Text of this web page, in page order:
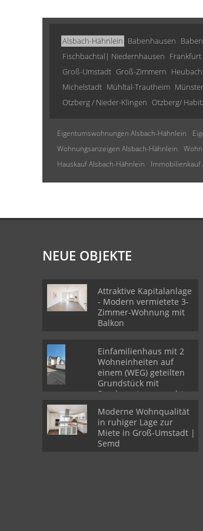
Alsbach-Hähnlein Babenhausen
Fischbachtal| Niedernhausen Frankfurt
Groß-Umstadt Groß-Zimmern Heubach
Michelstadt Mühltal-Trautheim Münster
Otzberg / Nieder-Klingen Otzberg/
Eigentumswohnungen Alsbach-Hähnlein
Wohnungsanzeigen Alsbach-Hähnlein
Hauskauf Alsbach-Hähnlein
Immobilienkauf
NEUE OBJEKTE
Attraktive Kapitalanlage
- Modern vermietete 3-
Zimmer-Wohnung mit
Balkon
Einfamilienhaus mit 2
Wohneinheiten auf
einem (WEG) geteilten
Grundstück mit
Sondernutzungsrechten
Moderne Wohnqualität
in ruhiger Lage zur
Miete in Groß-Umstadt |
Semd